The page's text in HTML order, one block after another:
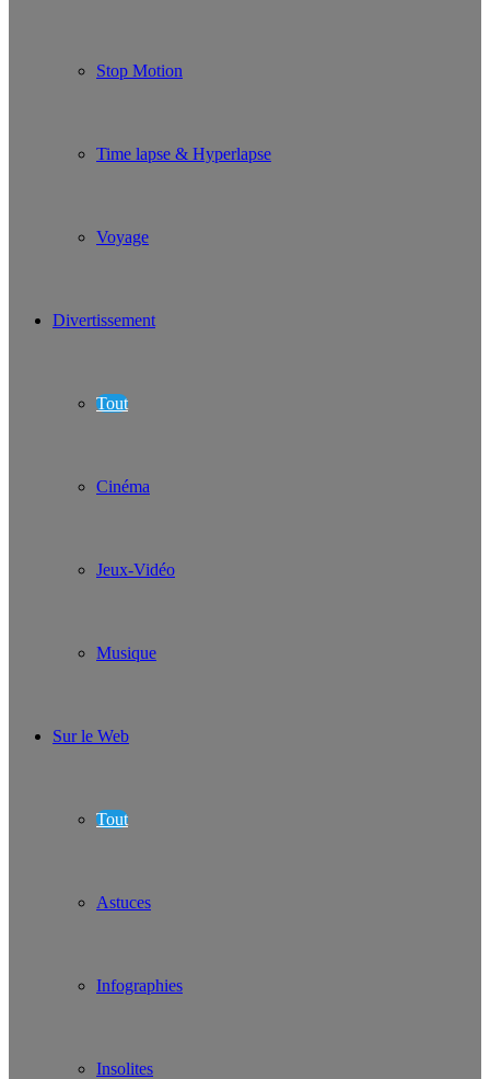
Stop Motion
Time lapse & Hyperlapse
Voyage
Divertissement
Tout
Cinéma
Jeux-Vidéo
Musique
Sur le Web
Tout
Astuces
Infographies
Insolites